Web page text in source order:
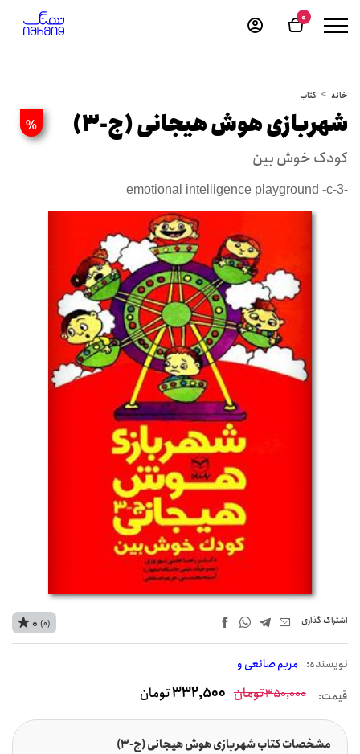
0
خانه کتاب
% شهربازی هوش هیجانی (ج-3)
کودک خوش بین
emotional intelligence playground -c-3-
اشتراک‌ گذاری
نويسنده: مریم صانعی و
0 (0)
قیمت: 350,000تومان 332,500تومان
مشخصات کتاب شهربازی هوش هیجانی (ج-3)